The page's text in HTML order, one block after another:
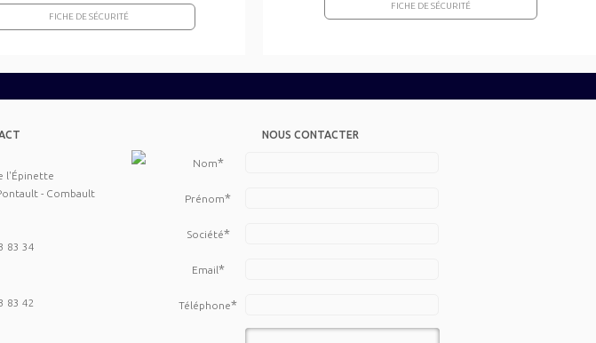
FICHE DE SÉCURITÉ
FICHE DE SÉCURITÉ
l'Épinette
- Combault
83 34
83 42
NOUS CONTACTER
Nom*
Prénom*
Société*
Email*
Téléphone*